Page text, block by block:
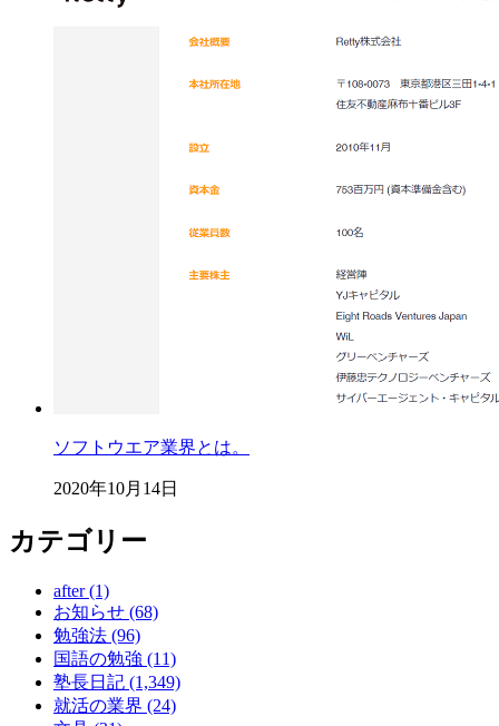
ソフトウエア業界とは。
2020年10月14日
カテゴリー
after (1)
お知らせ (68)
勉強法 (96)
国語の勉強 (11)
塾長日記 (1,349)
就活の業界 (24)